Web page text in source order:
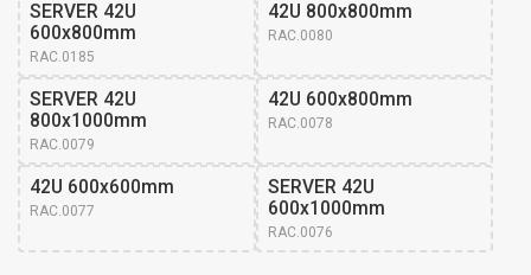
SERVER 42U
600x800mm
RAC.0185
42U 800x800mm
RAC.0080
SERVER 42U
800x1000mm
RAC.0079
42U 600x800mm
RAC.0078
42U 600x600mm
RAC.0077
SERVER 42U
600x1000mm
RAC.0076